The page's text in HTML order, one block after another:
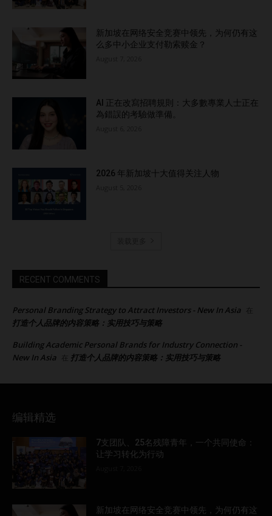
新加坡在网络安全竞赛中领先，为何仍有这
么多中小企业支付勒索赎金？
AI 正在改寫招聘規則：大多數專業人士正在
為錯誤的考驗做準備。
2026 年新加坡十大值得关注人物
RECENT COMMENTS
Personal Branding Strategy to Attract Investors - New In Asia 在
打造个人品牌的内容策略：实用技巧与策略
Building Academic Personal Brands for Industry Connection -
New In Asia
在 打造个人品牌的内容策略：实用技巧与策略
编辑精选
7支团队、25名残障青年，一个共同使命：
让学习转化为行动
新加坡在网络安全竞赛中领先，为何仍有这